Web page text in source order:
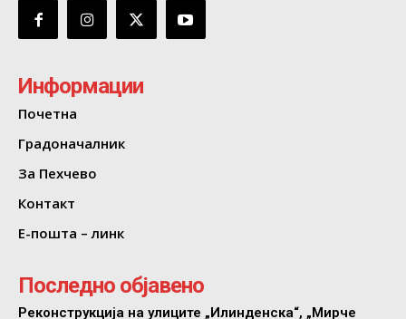
Информации
Почетна
Градоначалник
За Пехчево
Контакт
Е-пошта – линк
Последно објавено
Реконструкција на улиците „Илинденска“, „Мирче